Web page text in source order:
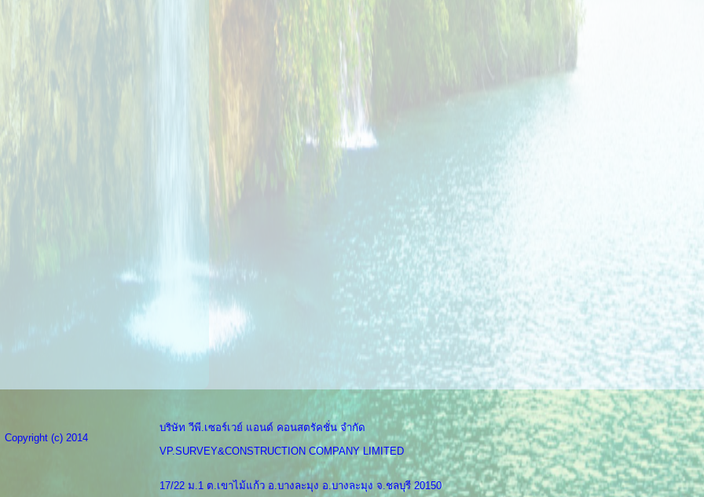
Copyright (c) 2014
บริษัท วีพี.เซอร์เวย์ แอนด์ คอนสตรัคชั่น จำกัด
VP.SURVEY&CONSTRUCTION COMPANY LIMITED
17/22 ม.1 ต.เขาไม้แก้ว อ.บางละมุง อ.บางละมุง จ.ชลบุรี 20150